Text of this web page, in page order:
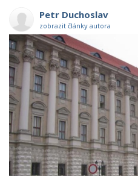
Petr Duchoslav
zobrazit články autora